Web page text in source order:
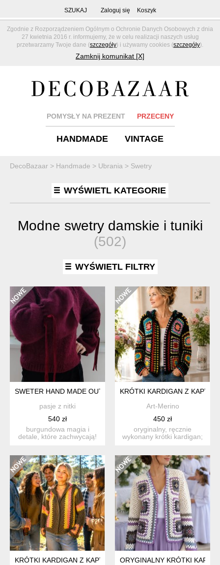
Zgodnie z Rozporządzeniem Ogólnym o Ochronie Danych Osobowych z dnia
27 kwietnia 2016 r. informujemy, że w celu realizacji naszych usług
przetwarzamy Twoje dane (szczegóły) i używamy cookies (szczegóły).
Zamknij komunikat [X]
SZUKAJ Zaloguj się Koszyk
POMYSŁY NA PREZENT PRZECENY
HANDMADE VINTAGE
DecoBazaar > Handmade > Ubrania > Swetry
WYŚWIETL KATEGORIE
Modne swetry damskie i tuniki
(502)
WYŚWIETL FILTRY
SWETER HAND MADE OUTFITTERS
pasje z nitki
540 zł
burgundowa magia i
detale, które zachwycają!
KRÓTKI KARDIGAN Z
Art-Merino
450 zł
oryginalny, ręcznie
wykonany krótki kardigan;
KRÓTKI KARDIGAN Z KAPTUREMORYGINALNY KRÓTKI